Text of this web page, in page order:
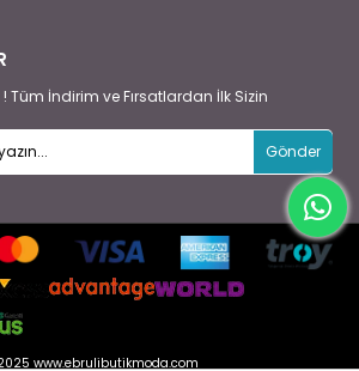
Tüm İndirim ve Fırsatlardan İlk Sizin
Gönder
www.ebrulibutikmoda.com